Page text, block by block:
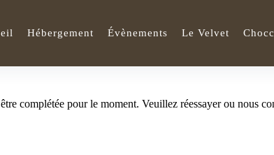
Hébergement Évènements Le Velvet
complétée pour le moment. Veuillez réessayer ou nous